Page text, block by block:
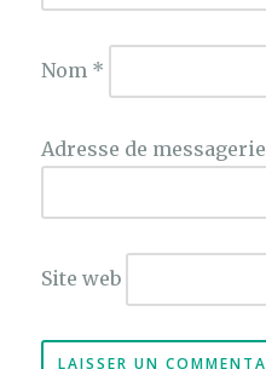
Nom *
Adresse de messagerie
Site web